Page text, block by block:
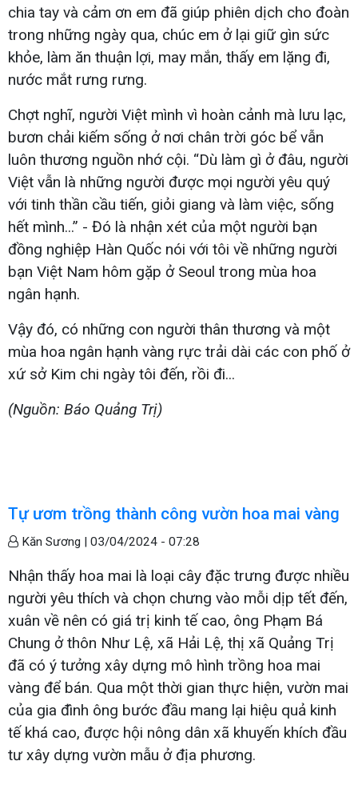
chia tay và cảm ơn em đã giúp phiên dịch cho đoàn
trong những ngày qua, chúc em ở lại giữ gìn sức
khỏe, làm ăn thuận lợi, may mắn, thấy em lặng đi,
nước mắt rưng rưng.
Chợt nghĩ, người Việt mình vì hoàn cảnh mà lưu lạc,
bươn chải kiếm sống ở nơi chân trời góc bể vẫn
luôn thương nguồn nhớ cội. “Dù làm gì ở đâu, người
Việt vẫn là những người được mọi người yêu quý
với tinh thần cầu tiến, giỏi giang và làm việc, sống
hết mình...” - Đó là nhận xét của một người bạn
đồng nghiệp Hàn Quốc nói với tôi về những người
bạn Việt Nam hôm gặp ở Seoul trong mùa hoa
ngân hạnh.
Vậy đó, có những con người thân thương và một
mùa hoa ngân hạnh vàng rực trải dài các con phố ở
xứ sở Kim chi ngày tôi đến, rồi đi...
(Nguồn: Báo Quảng Trị)
Tự ươm trồng thành công vườn hoa mai vàng
Kăn Sương | 03/04/2024 - 07:28
Nhận thấy hoa mai là loại cây đặc trưng được nhiều
người yêu thích và chọn chưng vào mỗi dịp tết đến,
xuân về nên có giá trị kinh tế cao, ông Phạm Bá
Chung ở thôn Như Lệ, xã Hải Lệ, thị xã Quảng Trị
đã có ý tưởng xây dựng mô hình trồng hoa mai
vàng để bán. Qua một thời gian thực hiện, vườn mai
của gia đình ông bước đầu mang lại hiệu quả kinh
tế khá cao, được hội nông dân xã khuyến khích đầu
tư xây dựng vườn mẫu ở địa phương.